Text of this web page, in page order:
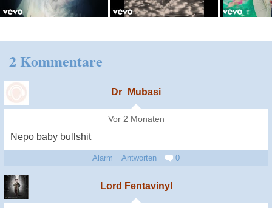
2 Kommentare
Dr_Mubasi
Vor 2 Monaten
Nepo baby bullshit
Alarm Antworten 0
Lord Fentavinyl